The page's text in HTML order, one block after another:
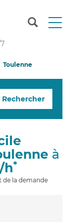
T
n
g
i
Toulenne
Rechercher
à
h*
de la demande